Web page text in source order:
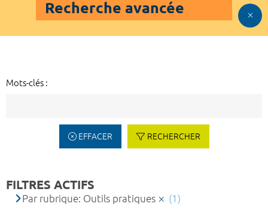
Recherche avancée
Mots-clés :
EFFACER RECHERCHER
FILTRES ACTIFS
Par rubrique: Outils pratiques (1)